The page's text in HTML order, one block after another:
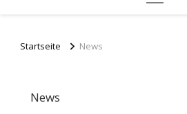
Startseite News
News